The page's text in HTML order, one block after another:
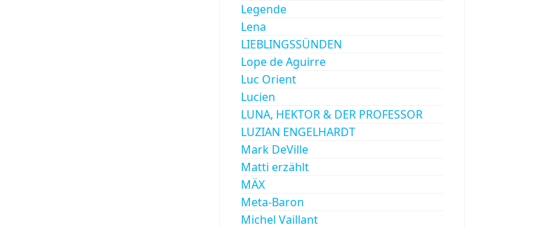
Legende
Lena
LIEBLINGSSÜNDEN
Lope de Aguirre
Luc Orient
Lucien
LUNA, HEKTOR & DER PROFESSOR
LUZIAN ENGELHARDT
Mark DeVille
Matti erzählt
MÄX
Meta-Baron
Michel Vaillant